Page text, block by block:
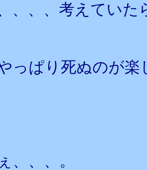
、、、考えてい
っぱり死ぬのが楽
、、、。